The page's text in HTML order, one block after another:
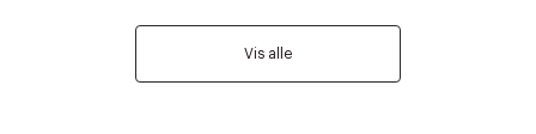
Vis alle